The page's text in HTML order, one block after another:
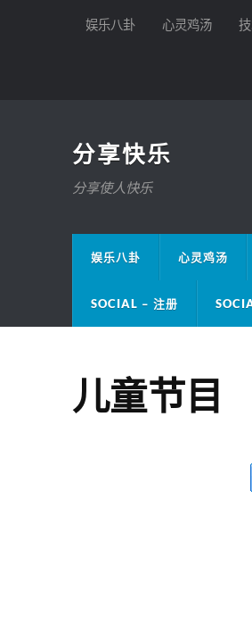
娱乐八卦 心灵鸡汤
分享快乐
分享使人快乐
娱乐八卦 心灵鸡汤
SOCIAL – 注册
儿童节目